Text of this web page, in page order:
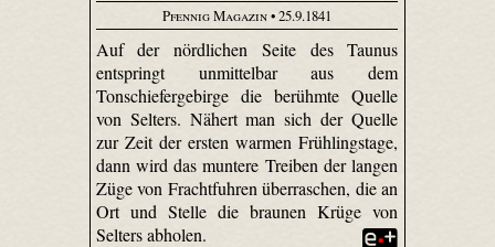
Pfennig Magazin• 25.9.1841
Auf der nördlichen Seite des Taunus
entspringt unmittelbar aus dem
Tonschiefergebirge die berühmte Quelle
von Selters. Nähert man sich der Quelle
zur Zeit der ersten warmen Frühlingstage,
dann wird das muntere Treiben der langen
Züge von Frachtfuhren überraschen, die an
Ort und Stelle die braunen Krüge von
Selters abholen.